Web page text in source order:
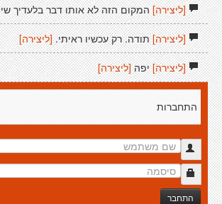
[ליצירה]המקום הזה לא אותו דבר בלעדיך שי
[ליצירה]תודה. רק עכשיו ראיתי. [ליצירה]
[ליצירה]יפה [ליצירה]
התחברות
התחבר